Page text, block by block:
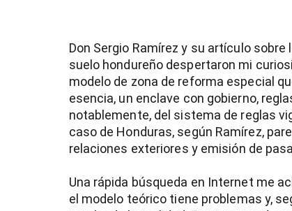
Don Sergio Ramírez y su artículo
suelo hondureño despertaron mi
modelo de zona de reforma especial
esencia, un enclave con gobierno,
notablemente, del sistema de reglas
caso de Honduras, según Ramírez,
relaciones exteriores y emisión de
Una rápida búsqueda en Internet me
el modelo teórico tiene problemas y,